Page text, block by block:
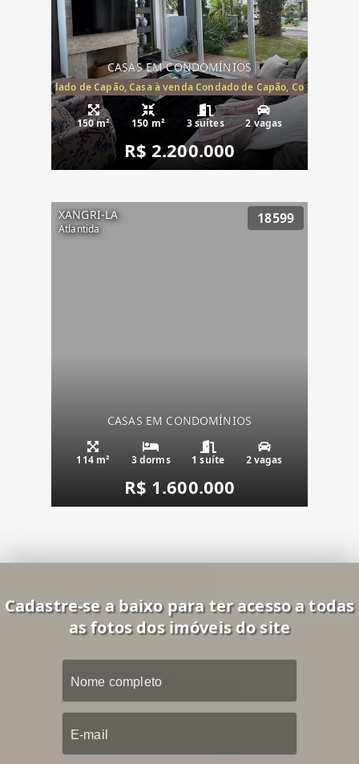
CASAS EM CONDOMÍNIOS
Condado de Capão, Casa à venda Condado de Capão, Condomínio
150 m² 150 m² 3 suítes 2 vagas
R$ 2.200.000
XANGRI-LA
Atlantida
18599
CASAS EM CONDOMÍNIOS
114 m² 3 dorms 1 suíte 2 vagas
R$ 1.600.000
Cadastre-se a baixo para ter acesso a todas
as fotos dos imóveis do site